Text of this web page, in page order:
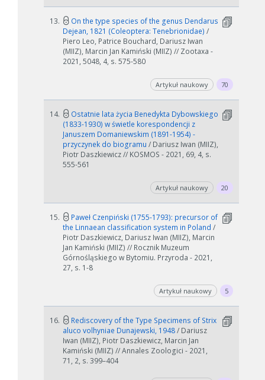
13.
On the type species of the genus Dendarus
Dejean, 1821 (Coleoptera: Tenebrionidae) /
Piero Leo, Patrice Bouchard, Dariusz Iwan
(MIIZ), Marcin Jan Kamiński (MIIZ) // Zootaxa -
2021, 5048, 4, s. 575-580
Artykuł naukowy 70
14.
Ostatnie lata życia Benedykta Dybowskiego
(1833-1930) w świetle korespondencji z
Januszem Domaniewskim (1891-1954) -
przyczynek do biogramu / Dariusz Iwan (MIIZ),
Piotr Daszkiewicz // KOSMOS - 2021, 69, 4, s.
555-561
Artykuł naukowy 20
15.
Paweł Czenpiński (1755-1793): precursor of
the Linnaean classification system in Poland /
Piotr Daszkiewicz, Dariusz Iwan (MIIZ), Marcin
Jan Kamiński (MIIZ) // Rocznik Muzeum
Górnośląskiego w Bytomiu. Przyroda - 2021,
27, s. 1-8
Artykuł naukowy 5
16.
Rediscovery of the Type Specimens of Strix
aluco volhyniae Dunajewski, 1948/ Dariusz
Iwan (MIIZ), Piotr Daszkiewicz, Marcin Jan
Kamiński (MIIZ) // Annales Zoologici - 2021,
71, 2, s. 399–404